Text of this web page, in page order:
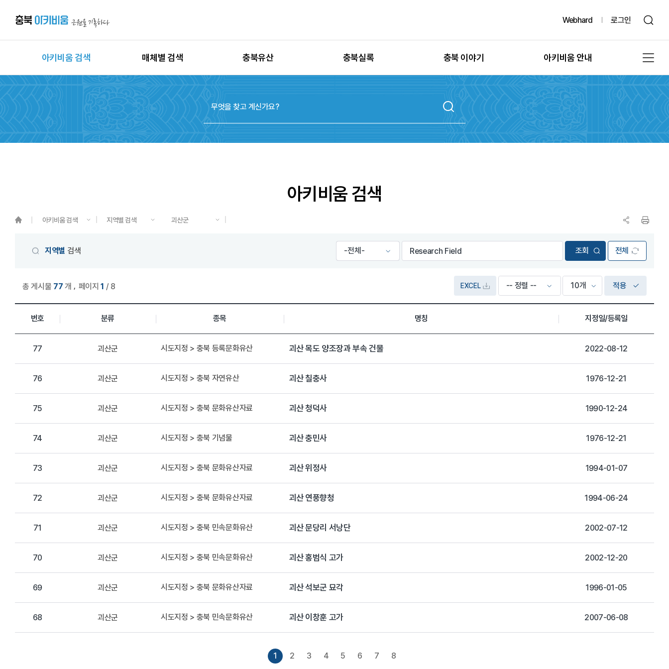
Webhard 로그인
아키비움 검색
상세검색
지역별 검색
시대별 검색
매체별 검색
이미지
동영상
음원
충북유산
유산별 보수정비
충북실록 충북 이야기
그때, 그 시절의 충북
또 다른 기록, 발굴
문화유산의 과거여행
아키비움 안내
공지사항
아키비움 소개
이용방법
아키비움 검색
아키비움 검색 지역별 검색 괴산군
지역별 검색 전체
총 게시물 77 개 페이지1 / 8 EXCEL 적용
상세정보 관리 목록
번호 분류 종목 명칭 지정일/등록일
77 괴산군 시도지정 > 충북 등록문화유산 괴산 목도 양조장과 부속 건물 2022-08-12
76 괴산군 시도지정 > 충북 자연유산 괴산 칠충사 1976-12-21
75 괴산군 시도지정 > 충북 문화유산자료 괴산 청덕사 1990-12-24
74 괴산군 시도지정 > 충북 기념물 괴산 충민사 1976-12-21
73 괴산군 시도지정 > 충북 문화유산자료 괴산 위정사 1994-01-07
72 괴산군 시도지정 > 충북 문화유산자료 괴산 연풍향청 1994-06-24
71 괴산군 시도지정 > 충북 민속문화유산 괴산 문당리 서낭단 2002-07-12
70 괴산군 시도지정 > 충북 민속문화유산 괴산 홍범식 고가 2002-12-20
69 괴산군 시도지정 > 충북 문화유산자료 괴산 석보군 묘각 1996-01-05
68 괴산군 시도지정 > 충북 민속문화유산 괴산 이창훈 고가 2007-06-08
1 2 3 4 5 6 7 8